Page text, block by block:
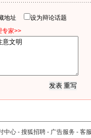
地址
设为辩论话题
专家>>
中心 - 搜狐招聘 - 广告服务 - 客